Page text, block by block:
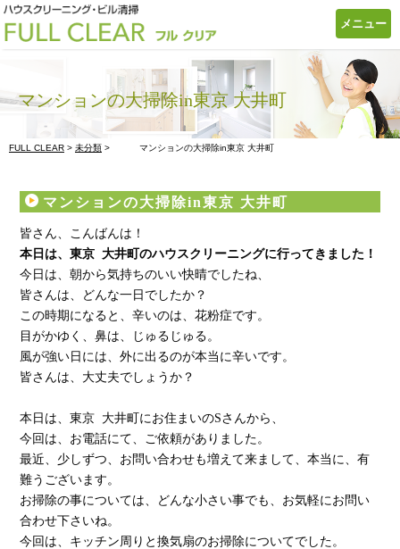
メニュー
マンションの大掃除in東京 大井町
FULL CLEAR > 未分類 > マンションの大掃除in東京 大井町
マンションの大掃除in東京 大井町
皆さん、こんばんは！
本日は、東京 大井町のハウスクリーニングに行ってきました！
今日は、朝から気持ちのいい快晴でしたね、
皆さんは、どんな一日でしたか？
この時期になると、辛いのは、花粉症です。
目がかゆく、鼻は、じゅるじゅる。
風が強い日には、外に出るのが本当に辛いです。
皆さんは、大丈夫でしょうか？
本日は、東京 大井町にお住まいのSさんから、
今回は、お電話にて、ご依頼がありました。
最近、少しずつ、お問い合わせも増えて来まして、本当に、有
難うございます。
お掃除の事については、どんな小さい事でも、お気軽にお問い
合わせ下さいね。
今回は、キッチン周りと換気扇のお掃除についてでした。